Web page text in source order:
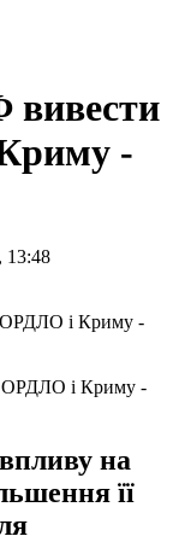
вивести
-
13:48
ОРДЛО і Криму -
на
її